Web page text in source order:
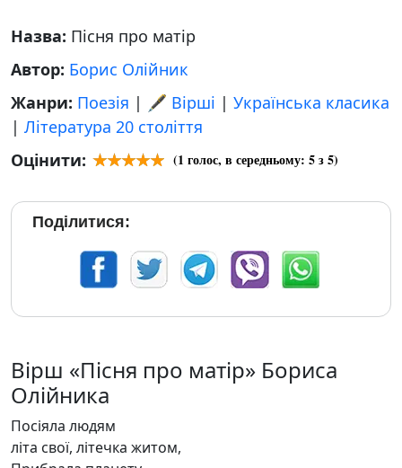
Назва: Пісня про матір
Автор: Борис Олійник
Жанри: Поезія | 🖋️ Вірші | Українська класика
| Література 20 століття
Оцінити:
(1 голос, в середньому: 5з 5)
Поділитися:
Вірш «Пісня про матір» Бориса
Олійника
Посіяла людям
літа свої, літечка житом,